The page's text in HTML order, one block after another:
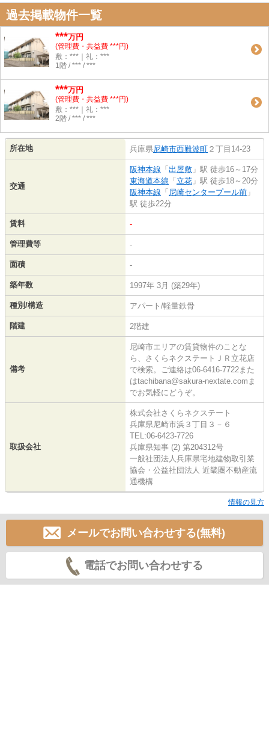
過去掲載物件一覧
***万円
(管理費・共益費 ***円)
敷：***｜礼：***
1階 / *** / ***
***万円
(管理費・共益費 ***円)
敷：***｜礼：***
2階 / *** / ***
所在地 兵庫県 尼崎市西難波町 ２丁目14-23
交通
阪神本線 「 出屋敷 」駅 徒歩16～17分
東海道本線 「 立花 」駅 徒歩18～20分
阪神本線 「 尼崎センタープール前 」
駅 徒歩22分
賃料 -
管理費等 -
面積 -
築年数 1997年 3月 (築29年)
種別/構造 アパート/軽量鉄骨
階建 2階建
備考
尼崎市エリアの賃貸物件のことな
ら、さくらネクステートＪＲ立花店
で検索。ご連絡は06-6416-7722また
はtachibana@sakura-nextate.comま
でお気軽にどうぞ。
取扱会社
株式会社さくらネクステート
兵庫県尼崎市浜３丁目３－６
TEL:06-6423-7726
兵庫県知事 (2) 第204312号
一般社団法人兵庫県宅地建物取引業
協会・公益社団法人 近畿圏不動産流
通機構
情報の見方
メールでお問い合わせする(無料)
電話でお問い合わせする